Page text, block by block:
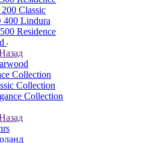
Classic
400 Lindura
Residence
Collection
Collection
Collection